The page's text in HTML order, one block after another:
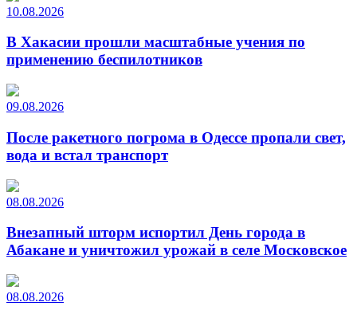
10.08.2026
В Хакасии прошли масштабные учения по
применению беспилотников
09.08.2026
После ракетного погрома в Одессе пропали свет,
вода и встал транспорт
08.08.2026
Внезапный шторм испортил День города в
Абакане и уничтожил урожай в селе Московское
08.08.2026